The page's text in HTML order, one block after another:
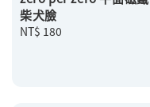
柴犬臉
Regular
NT$ 180